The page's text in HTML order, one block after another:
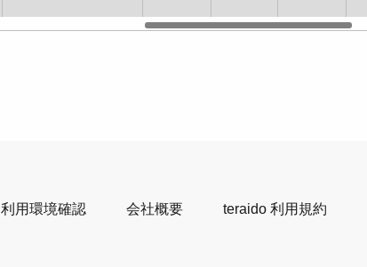
利用環境確認 会社概要 teraido 利用規約